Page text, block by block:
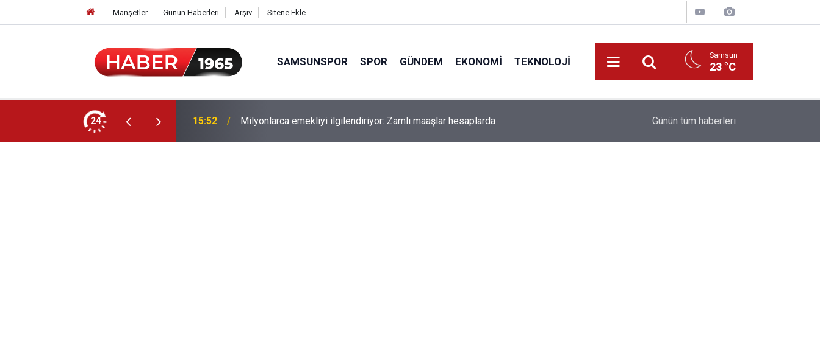
Manşetler Günün Haberleri Arşiv Sitene Ekle
SAMSUNSPOR SPOR GÜNDEM EKONOMI TEKNOLOJI Samsun
23 °C
24 15:52 Milyonlarca emekliyi ilgilendiriyor: Zamlı maaşlar hesaplarda Fahiş fiyatlar nedeniyle işletmelere 101 milyon
Günün tüm haberleri